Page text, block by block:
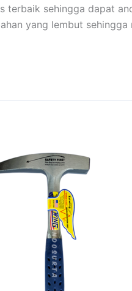
terbaik sehingga dapat
yang lembut